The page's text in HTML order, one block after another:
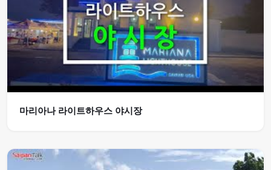
마리아나 라이트하우스 야시장